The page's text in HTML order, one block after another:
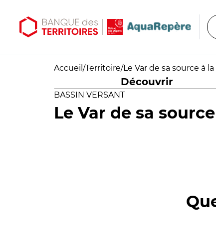
Accueil /Territoire/Le Var de sa source à
Découvrir
BASSIN VERSANT
Le Var de sa